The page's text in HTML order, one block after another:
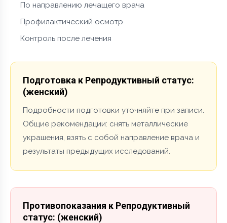
По направлению лечащего врача
Профилактический осмотр
Контроль после лечения
Подготовка к Репродуктивный статус:
(женский)
Подробности подготовки уточняйте при записи.
Общие рекомендации: снять металлические
украшения, взять с собой направление врача и
результаты предыдущих исследований.
Противопоказания к Репродуктивный
статус: (женский)